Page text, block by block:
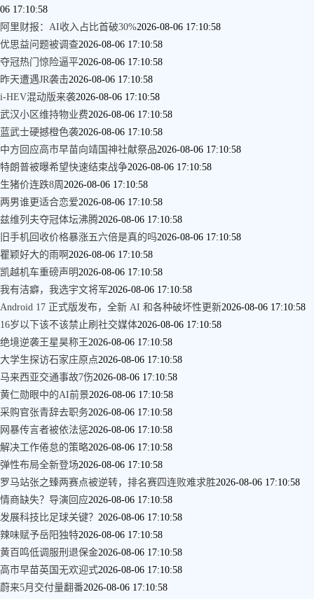
06 17:10:58
阿里财报：AI收入占比首破30%2026-08-06 17:10:58
优思益问题被调查2026-08-06 17:10:58
夺冠热门惊险逼平2026-08-06 17:10:58
昨天遭遇JR袭击2026-08-06 17:10:58
i-HEV混动版来袭2026-08-06 17:10:58
武汉小区维持物业费2026-08-06 17:10:58
蓝武士硬撼橙色袭2026-08-06 17:10:58
中方回应高市早苗向靖国神社献祭品2026-08-06 17:10:58
特朗普被曝希望快速结束战争2026-08-06 17:10:58
生猪价连跌8周 2026-08-06 17:10:58
两男谁更适合恋爱2026-08-06 17:10:58
兹维列夫夺冠体坛沸腾2026-08-06 17:10:58
旧手机回收价格暴涨五六倍是真的吗2026-08-06 17:10:58
瞿颖好大的雨啊 2026-08-06 17:10:58
凯越机车重磅声明2026-08-06 17:10:58
我有洁癖，我选宇文将军2026-08-06 17:10:58
Android 17 正式版发布，全新 AI 和各种破坏性更新2026-08-06 17:10:58
16岁以下该不该禁止刷社交媒体2026-08-06 17:10:58
绝境逆袭王星昊称王2026-08-06 17:10:58
大学生探访石家庄原点2026-08-06 17:10:58
马来西亚交通事故7伤2026-08-06 17:10:58
黄仁勋眼中的AI前景2026-08-06 17:10:58
采购官张青辞去职务2026-08-06 17:10:58
网暴传言者被依法惩2026-08-06 17:10:58
解决工作倦怠的策略2026-08-06 17:10:58
弹性布局全新登场2026-08-06 17:10:58
罗马站张之臻两赛点被逆转，排名赛四连败难求胜2026-08-06 17:10:58
情商缺失？导演回应2026-08-06 17:10:58
发展科技比足球关键？ 2026-08-06 17:10:58
辣味赋予岳阳独特2026-08-06 17:10:58
黄百鸣低调服刑退保金2026-08-06 17:10:58
高市早苗英国无欢迎式2026-08-06 17:10:58
蔚来5月交付量翻番2026-08-06 17:10:58